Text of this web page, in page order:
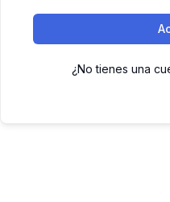
¿No tienes una